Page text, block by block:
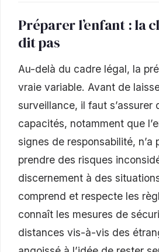
Préparer l’enfant : la
dit pas
Au-delà du cadre légal, la
vraie variable. Avant de
surveillance, il faut s’assurer
capacités, notamment que
signes de responsabilité, n’a
prendre des risques
discernement à des
comprend et respecte les
connaît les mesures de
distances vis-à-vis des